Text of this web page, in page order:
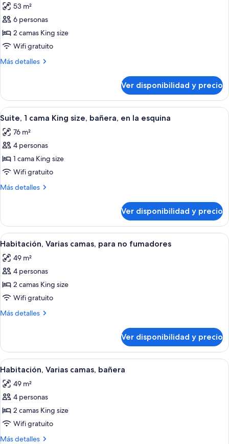
personas
discapacitadas,
para
no
fumadores
(Hearing)
con
acceso
personas
discapacitadas,
no
las
fotos
de
Estudio,
Varias
no
fumadores
53 m²
6 personas
2 camas King size
Wifi gratuito
Más detalles
Más
Varias
camas,
para
fumadores
Ver disponibilidad y precio
Ver
todas
las
fotos
de
Suite,
1
size,
bañera,
en
la
esquina
Habitación de hotel con zona de
5
Suite, 1 cama King size, bañera, en la esquina
76 m²
4 personas
1 cama King size
Wifi gratuito
Más detalles
Más
1
cama
King
bañera,
en
esquina
Ver disponibilidad y precio
Ver
todas
las
fotos
de
Habitación,
Varias
no
fumadores
Habitación de hotel con televisor de
4
Habitación, Varias camas, para no fumadores
49 m²
4 personas
2 camas King size
Wifi gratuito
Más detalles
Más
Varias
camas,
para
fumadores
Ver disponibilidad y precio
Ver
todas
las
fotos
de
Habitación,
Varias
Una habitación de hotel con dos
6
Habitación, Varias camas, bañera
49 m²
4 personas
2 camas King size
Wifi gratuito
Más detalles
Más